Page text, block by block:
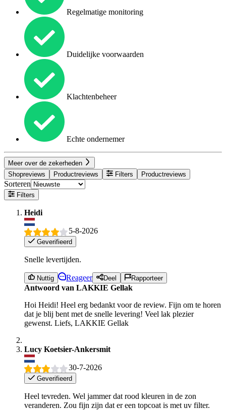
Regelmatige monitoring
Duidelijke voorwaarden
Klachtenbeheer
Echte ondernemer
Meer over de zekerheden
Shopreviews
Productreviews Filters Productreviews
Sorteren
Filters
Heidi
5-8-2026
Geverifieerd
Snelle levertijden.
Nuttig Reageer Deel Rapporteer
Antwoord van LAKKIE Gellak
Hoi Heidi! Heel erg bedankt voor de review. Fijn om te horen
dat je blij bent met de snelle levering! Veel lak plezier
gewenst. Liefs, LAKKIE Gellak
Lucy Koetsier-Ankersmit
30-7-2026
Geverifieerd
Heel tevreden. Wel jammer dat rood kleuren in de zon
veranderen. Zou fijn zijn dat er een topcoat is met uv filter.